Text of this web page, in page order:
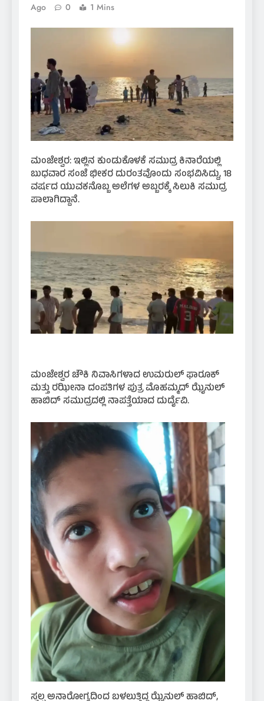
Ago
0 1 Mins
ಮಂಜೇಶ್ವರ: ಇಲ್ಲಿನ ಕುಂಡುಕೊಳಕೆ ಸಮುದ್ರ ಕಿನಾರೆಯಲ್ಲಿ
ಬುಧವಾರ ಸಂಜೆ ಭೀಕರ ದುರಂತವೊಂದು ಸಂಭವಿಸಿದ್ದು, 18
ವರ್ಷದ ಯುವಕನೊಬ್ಬ ಅಲೆಗಳ ಅಬ್ಬರಕ್ಕೆ ಸಿಲುಕಿ ಸಮುದ್ರ
ಪಾಲಾಗಿದ್ದಾನೆ.
ಮಂಜೇಶ್ವರ ಚೌಕಿ ನಿವಾಸಿಗಳಾದ ಉಮರುಲ್ ಫಾರೂಕ್
ಮತ್ತು ರಝೀನಾ ದಂಪತಿಗಳ ಪುತ್ರ ಮೊಹಮ್ಮದ್ ಝೈನುಲ್
ಹಾಬಿದ್ ಸಮುದ್ರದಲ್ಲಿ ನಾಪತ್ತೆಯಾದ ದುರ್ದೈವಿ.
ಸ್ವಲ್ಪ ಅನಾರೋಗ್ಯದಿಂದ ಬಳಲುತ್ತಿದ್ದ ಝೈನುಲ್ ಹಾಬಿದ್,